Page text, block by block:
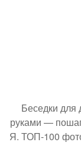
Беседки для
руками —
Я. ТОП-100